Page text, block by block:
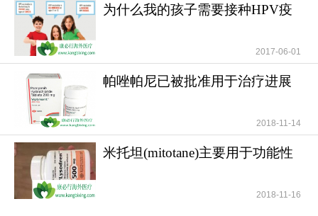
一对一客服专业解答
"扫一扫添加官方微信 咨询解答更便捷"
为什么我的孩子需要接种HPV疫
2017-06-01
帕唑帕尼已被批准用于治疗进展
2018-11-14
米托坦(mitotane)主要用于功能性
2018-11-16